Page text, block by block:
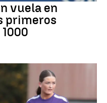
vuela en
primeros